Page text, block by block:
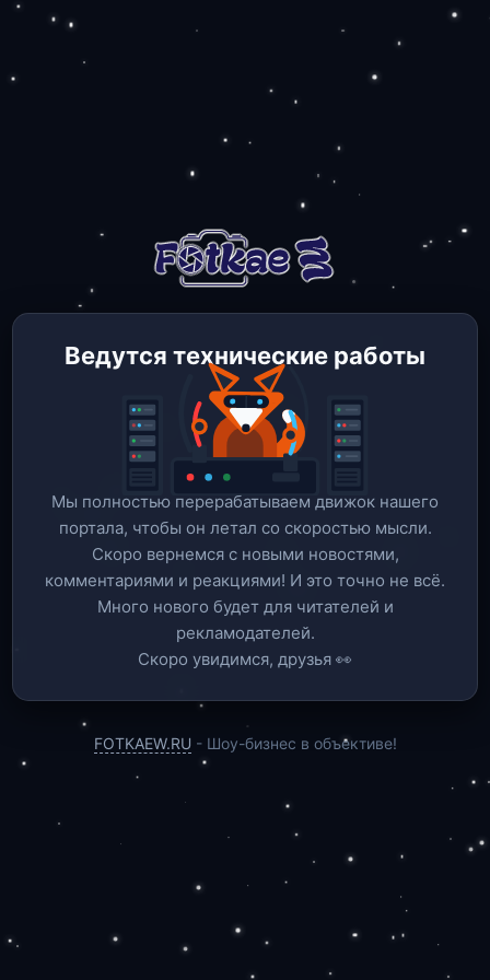
Ведутся технические работы
Мы полностью перерабатываем движок нашего
портала, чтобы он летал со скоростью мысли.
Скоро вернемся c новыми новостями,
комментариями и реакциями! И это точно не всё.
Много нового будет для читателей и
рекламодателей.
Скоро увидимся, друзья 👀
FOTKAEW.RU - Шоу-бизнес в объективе!